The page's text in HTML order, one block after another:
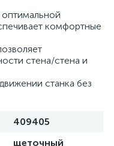
комфортные
стена/стена и
станка без
409405
щеточный